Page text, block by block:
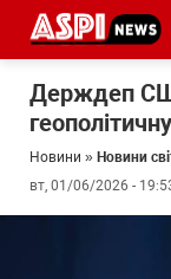
Держдеп
Новини » Новини
вт, 01/06/2026 -